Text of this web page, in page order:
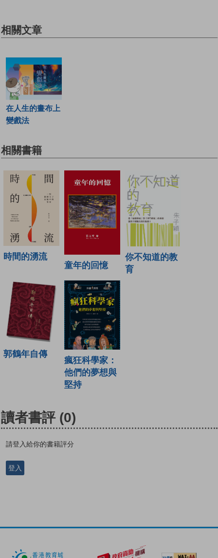
相關文章
在人生的畫布上
變戲法
相關書籍
時間的湧流
童年的回憶
你不知道的教
育
郭鶴年自傳
瘋狂科學家：
他們的夢想與
堅持
讀者書評 (0)
請登入給你的書籍評分
登入